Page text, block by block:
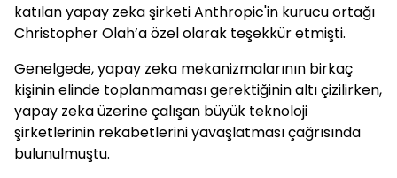
katılan yapay zeka şirketi Anthropic'in kurucu ortağı
Christopher Olah’a özel olarak teşekkür etmişti.
Genelgede, yapay zeka mekanizmalarının birkaç
kişinin elinde toplanmaması gerektiğinin altı çizilirken,
yapay zeka üzerine çalışan büyük teknoloji
şirketlerinin rekabetlerini yavaşlatması çağrısında
bulunulmuştu.